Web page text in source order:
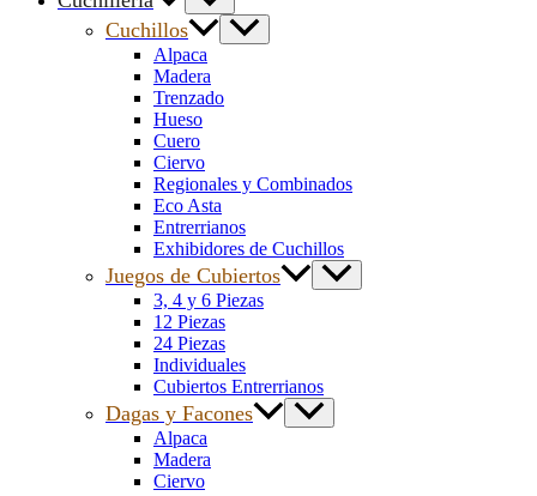
Cuchillos
Alpaca
Madera
Trenzado
Hueso
Cuero
Ciervo
Regionales y Combinados
Eco Asta
Entrerrianos
Exhibidores de Cuchillos
Juegos de Cubiertos
3, 4 y 6 Piezas
12 Piezas
24 Piezas
Individuales
Cubiertos Entrerrianos
Dagas y Facones
Alpaca
Madera
Ciervo